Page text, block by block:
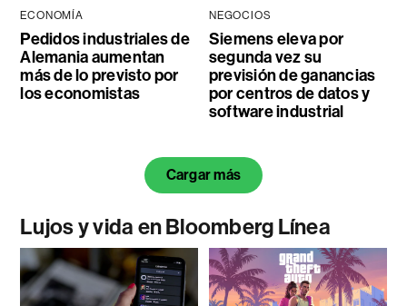
ECONOMÍA
Pedidos industriales de
Alemania aumentan
más de lo previsto por
los economistas
NEGOCIOS
Siemens eleva por
segunda vez su
previsión de ganancias
por centros de datos y
software industrial
Cargar más
Lujos y vida en Bloomberg Línea